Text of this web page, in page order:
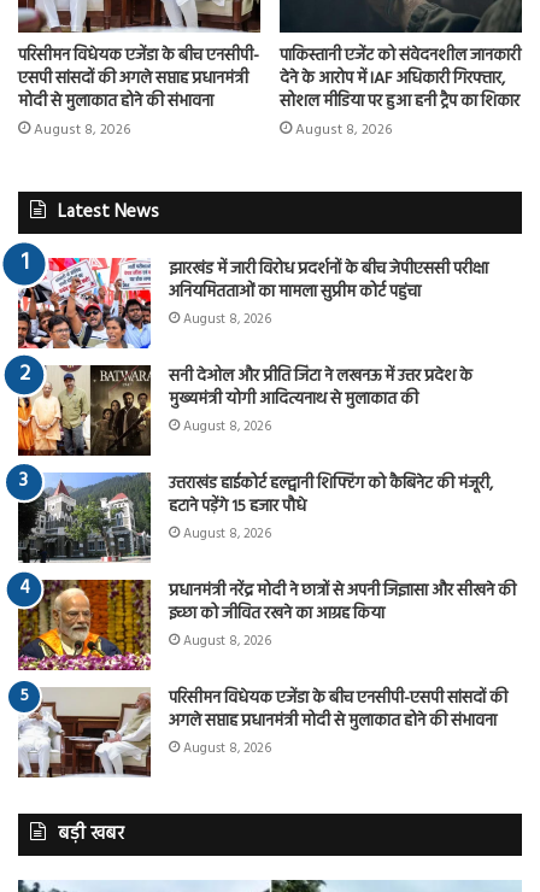
परिसीमन विधेयक एजेंडा के बीच एनसीपी-
एसपी सांसदों की अगले सप्ताह प्रधानमंत्री
मोदी से मुलाकात होने की संभावना
August 8, 2026
पाकिस्तानी एजेंट को संवेदनशील जानकारी
देने के आरोप में IAF अधिकारी गिरफ्तार,
सोशल मीडिया पर हुआ हनी ट्रैप का शिकार
August 8, 2026
Latest News
झारखंड में जारी विरोध प्रदर्शनों के बीच जेपीएससी परीक्षा
अनियमितताओं का मामला सुप्रीम कोर्ट पहुंचा
August 8, 2026
सनी देओल और प्रीति जिंटा ने लखनऊ में उत्तर प्रदेश के
मुख्यमंत्री योगी आदित्यनाथ से मुलाकात की
August 8, 2026
उत्तराखंड हाईकोर्ट हल्द्वानी शिफ्टिंग को कैबिनेट की मंजूरी,
हटाने पड़ेंगे 15 हजार पौधे
August 8, 2026
प्रधानमंत्री नरेंद्र मोदी ने छात्रों से अपनी जिज्ञासा और सीखने की
इच्छा को जीवित रखने का आग्रह किया
August 8, 2026
परिसीमन विधेयक एजेंडा के बीच एनसीपी-एसपी सांसदों की
अगले सप्ताह प्रधानमंत्री मोदी से मुलाकात होने की संभावना
August 8, 2026
बड़ी खबर